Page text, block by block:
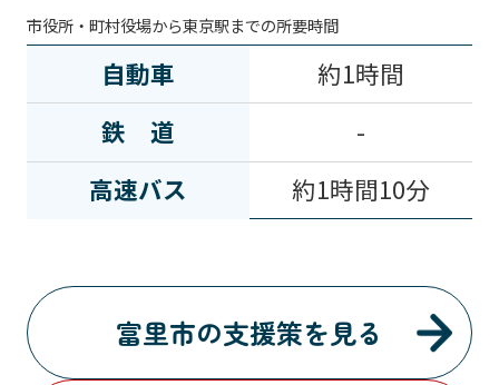
市役所・町村役場から東京駅までの所要時間
自動車
約1時間
鉄道
-
高速バス
約1時間10分
富里市の支援策を見る